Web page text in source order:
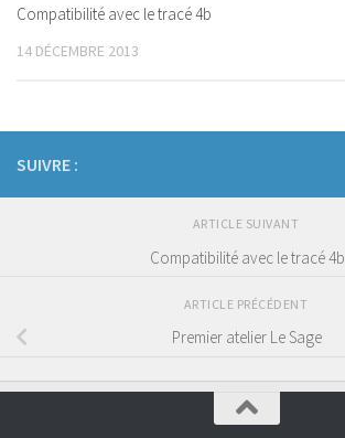
Compatibilité avec le tracé 4b
14 DÉCEMBRE 2013
SUIVRE :
ARTICLE SUIVANT
Compatibilité avec le tracé 4b
ARTICLE PRÉCÉDENT
Premier atelier Le Sage